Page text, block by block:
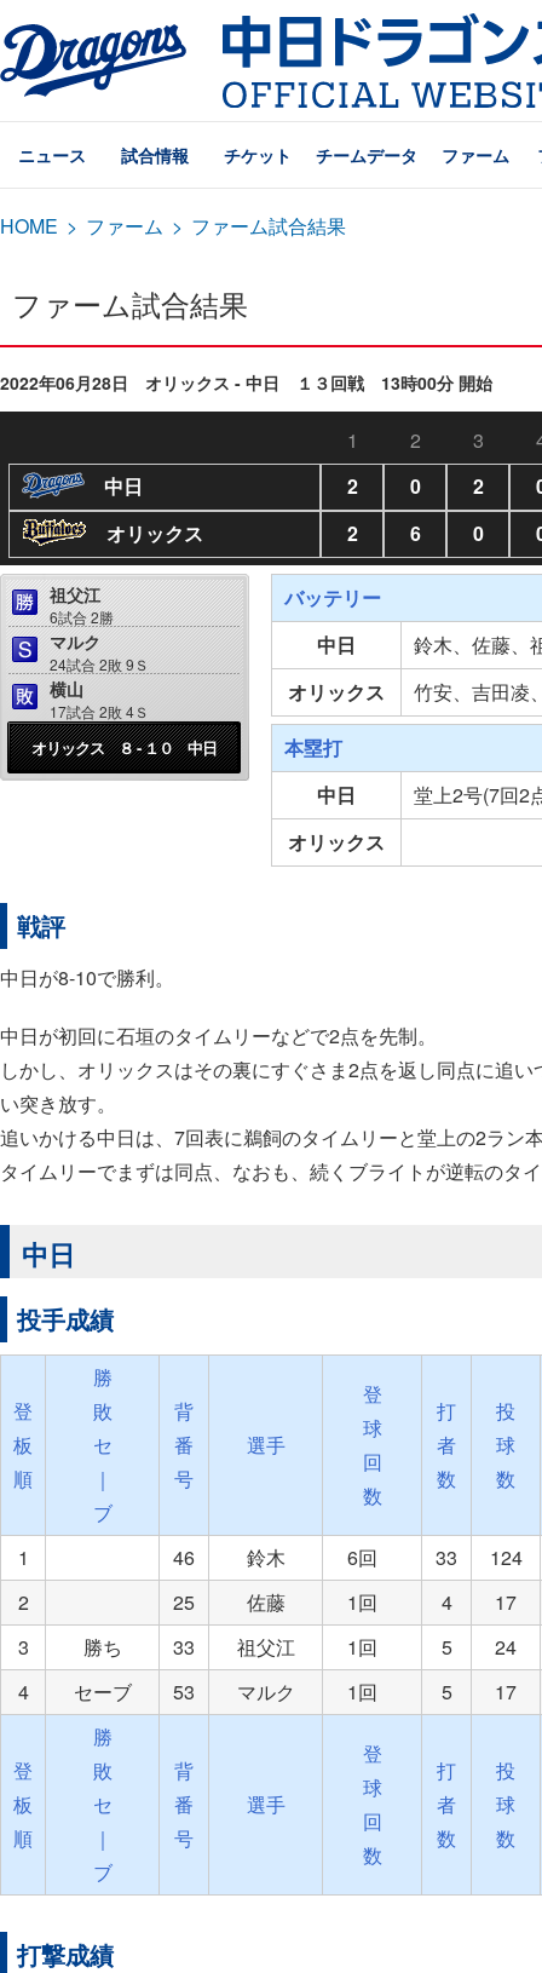
ニュース 試合情報 チケット チームデータ ファーム
HOME > ファーム > ファーム試合結果
ファーム試合結果
2022年06月28日 オリックス - 中日 １３回戦 13時00分 開始
1 2 3
中日
2 0 2
オリックス
2 6 0
祖父江
6試合 2勝
マルク
24試合 2敗 9Ｓ
横山
17試合 2敗 4Ｓ
オリックス ８ - １０ 中日
バッテリー
中日
鈴木、佐藤、
オリックス
竹安、吉田凌
本塁打
中日
堂上2号(7回2
オリックス
戦評
中日が8-10で勝利。
中日が初回に石垣のタイムリーなどで2点を先制。
しかし、オリックスはその裏にすぐさま2点を返し同点に追
い突き放す。
追いかける中日は、7回表に鵜飼のタイムリーと堂上の2ラン
タイムリーでまずは同点、なおも、続くブライトが逆転のタ
中日
投手成績
登
板
順
勝
敗
セ
｜
ブ
背
番
号
選手
登
球
回
数
打
者
数
投
球
数
1 46 鈴木 6回 33
124
2
25 佐藤 1回 4
17
3
勝ち 33 祖父江 1回 5
24
4
セーブ 53 マルク 1回 5 17
登
板
順
勝
敗
セ
｜
ブ
背
番
号
選手
登
球
回
数
打
者
数
投
球
数
打撃成績